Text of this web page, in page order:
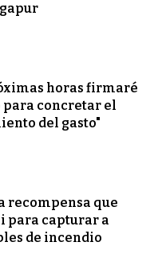
horas firmaré
para concretar el
del gasto"
recompensa que
para capturar a
de incendio